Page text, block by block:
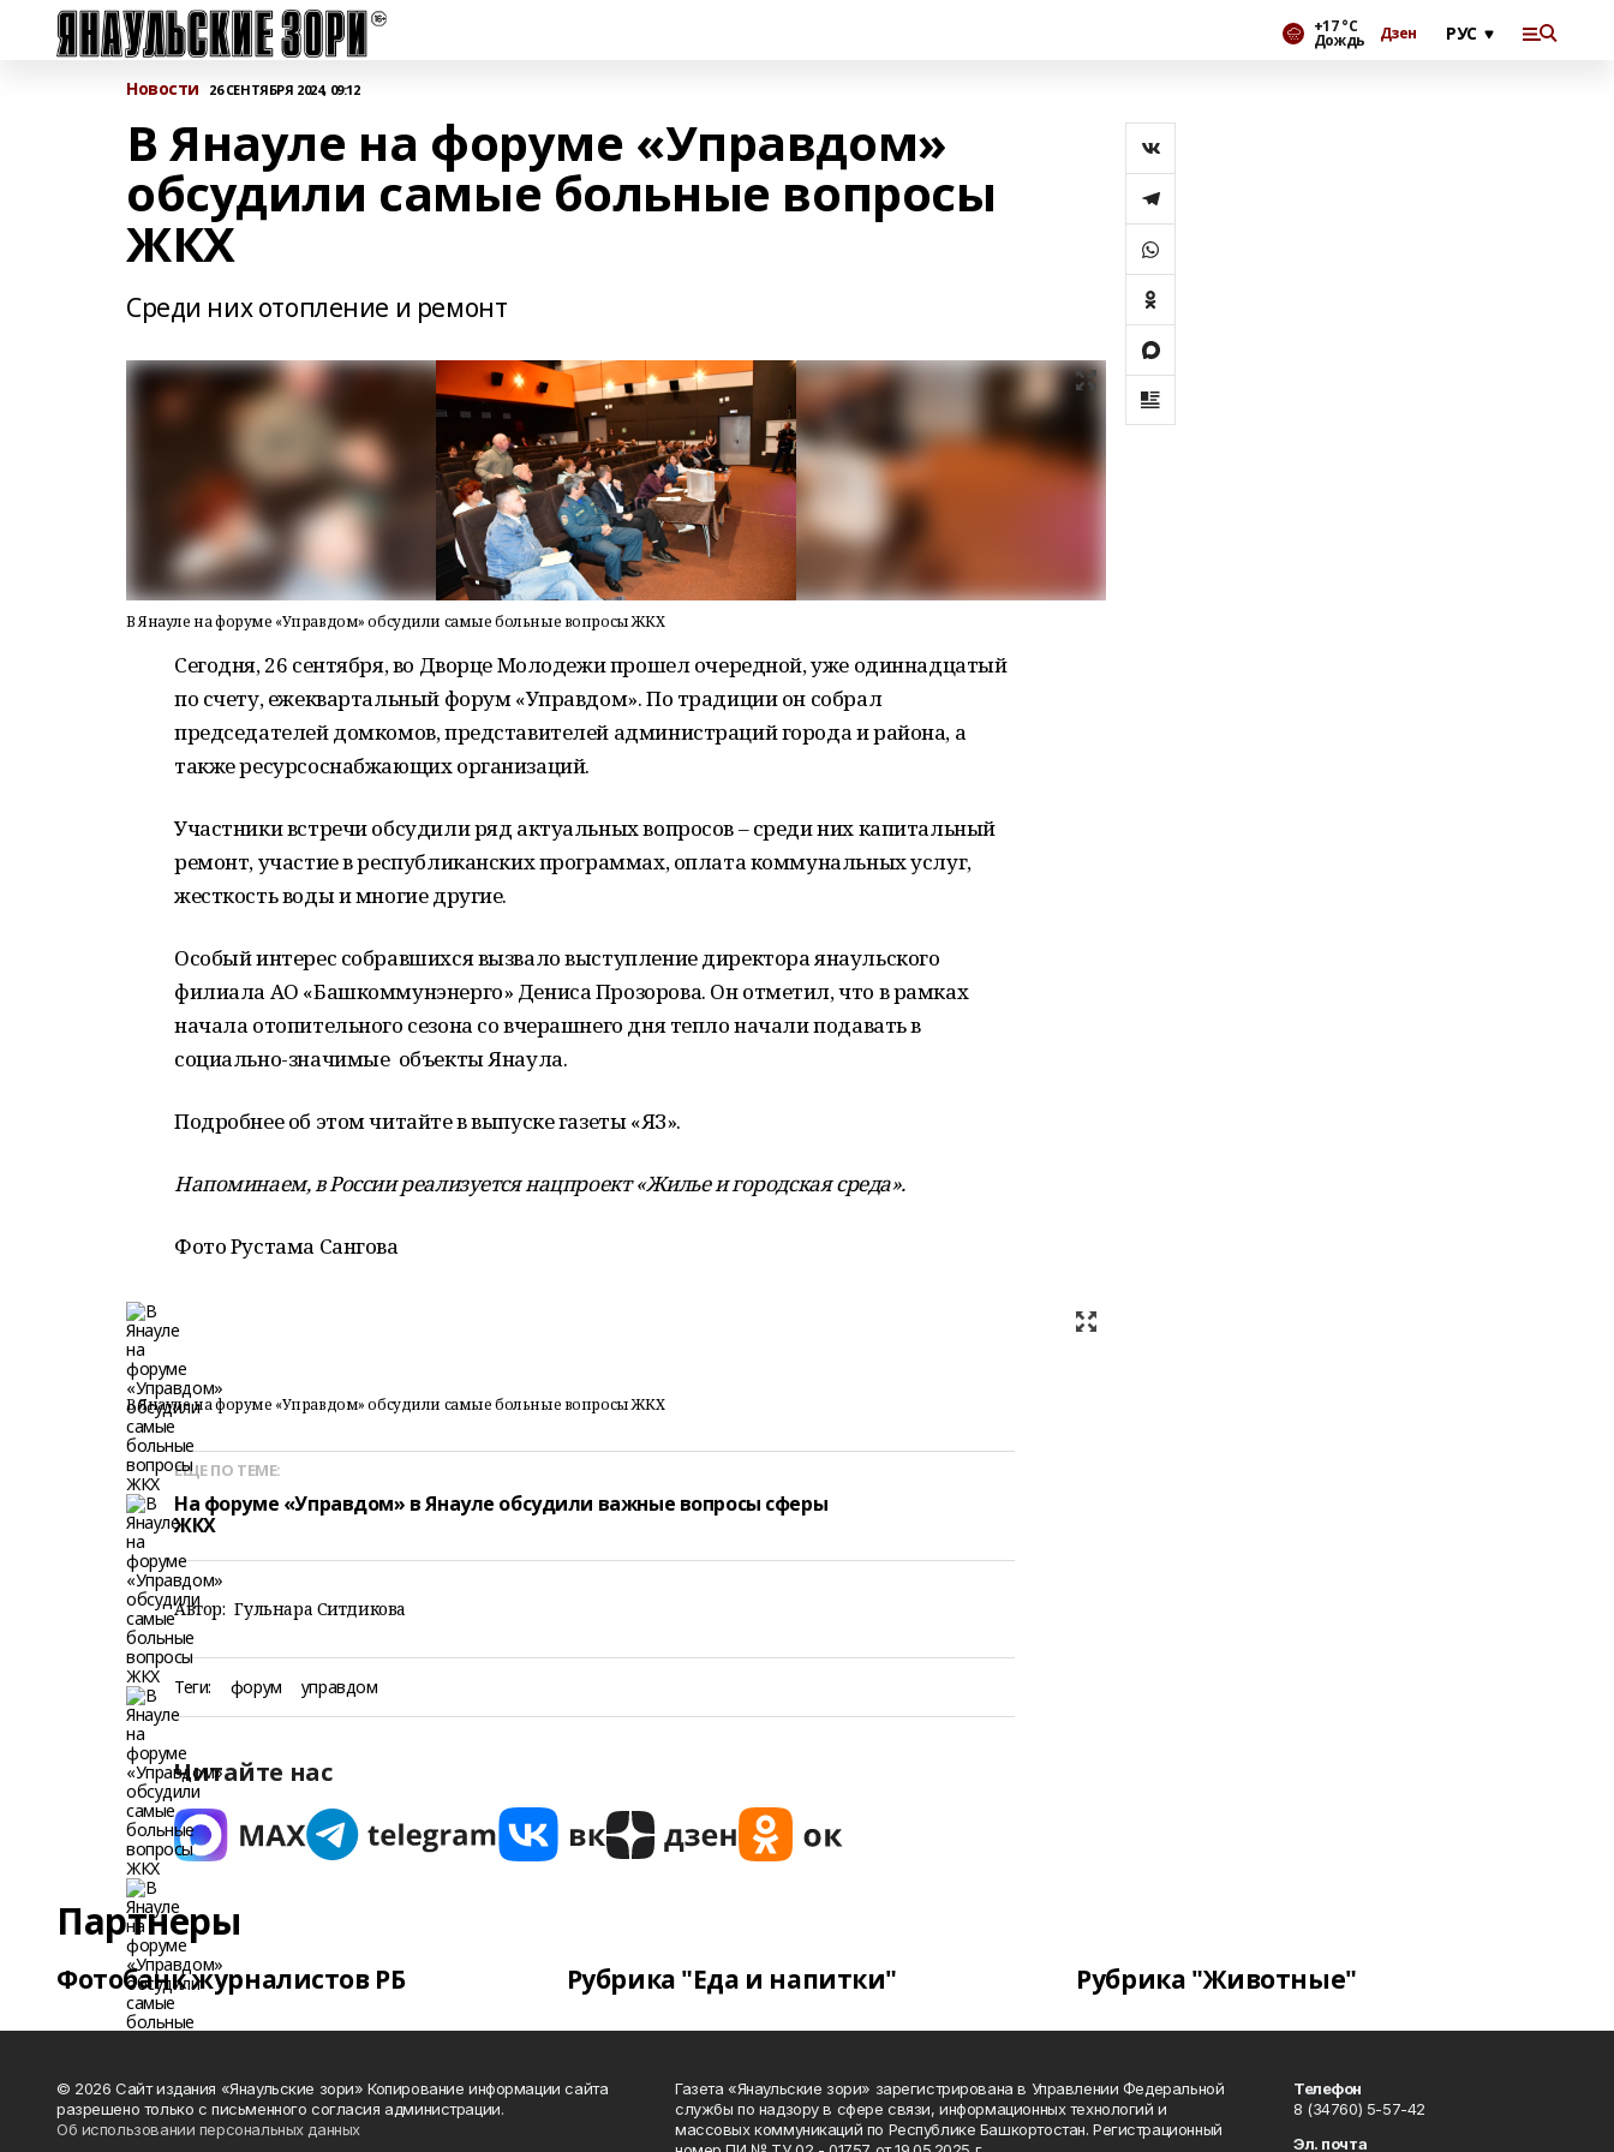
+17 °С
Дождь Дзен
Новости 26 СЕНТЯБРЯ 2024, 09:12
В Янауле на форуме «Управдом»
обсудили самые больные вопросы
ЖКХ
Среди них отопление и ремонт
В Янауле на форуме «Управдом» обсудили самые больные вопросы ЖКХ
Сегодня, 26 сентября, во Дворце Молодежи прошел очередной, уже одиннадцатый
по счету, ежеквартальный форум «Управдом». По традиции он собрал
председателей домкомов, представителей администраций города и района, а
также ресурсоснабжающих организаций.
Участники встречи обсудили ряд актуальных вопросов – среди них капитальный
ремонт, участие в республиканских программах, оплата коммунальных услуг,
жесткость воды и многие другие.
Особый интерес собравшихся вызвало выступление директора янаульского
филиала АО «Башкоммунэнерго» Дениса Прозорова. Он отметил, что в рамках
начала отопительного сезона со вчерашнего дня тепло начали подавать в
социально-значимые объекты Янаула.
Подробнее об этом читайте в выпуске газеты «ЯЗ».
Напоминаем, в России реализуется нацпроект «Жилье и городская среда».
Фото Рустама Сангова
В Янауле на форуме «Управдом» обсудили самые больные вопросы ЖКХ
ЕЩЕ ПО ТЕМЕ:
На форуме «Управдом» в Янауле обсудили важные вопросы сферы
ЖКХ
Автор: Гульнара Ситдикова
Теги: форум управдом
Читайте нас
Партнеры
Фотобанк журналистов РБ Рубрика "Еда и напитки" Рубрика "Животные"
© 2026 Сайт издания «Янаульские зори» Копирование информации сайта
разрешено только с письменного согласия администрации.
Об использовании персональных данных
Газета «Янаульские зори» зарегистрирована в Управлении Федеральной
службы по надзору в сфере связи, информационных технологий и
массовых коммуникаций по Республике Башкортостан. Регистрационный
Телефон
8 (34760) 5-57-42
Эл. почта